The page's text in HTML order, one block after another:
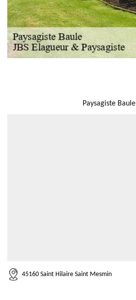
Paysagiste Baule
45160 Saint Hilaire Saint Mesmin